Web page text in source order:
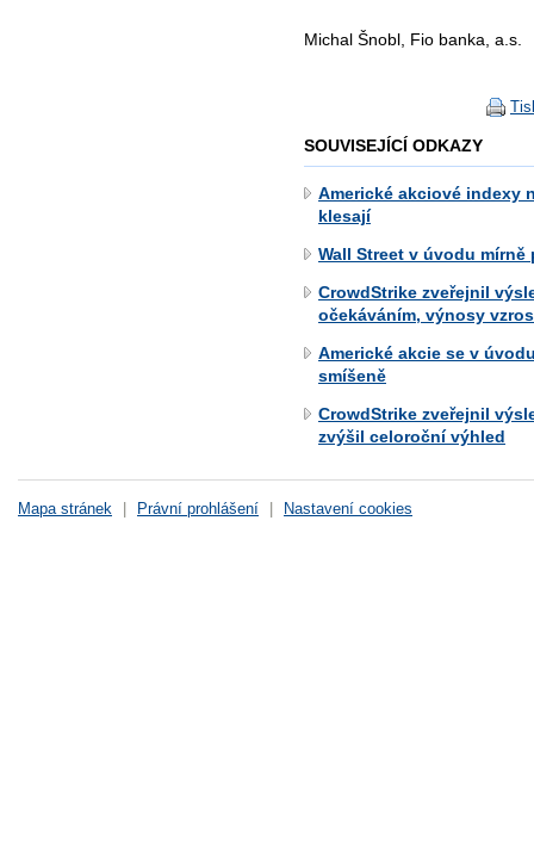
Michal Šnobl, Fio banka, a.s.
SOUVISEJÍCÍ ODKAZY
Americké akciové indexy
klesají
Wall Street v úvodu mírně
CrowdStrike zveřejnil
očekáváním, výnosy
Americké akcie se v
smíšeně
CrowdStrike zveřejnil
zvýšil celoroční výhled
Mapa stránek Právní prohlášení Nastavení cookies